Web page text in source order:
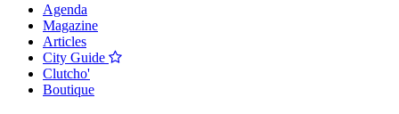
Agenda
Magazine
Articles
City Guide
Clutcho'
Boutique